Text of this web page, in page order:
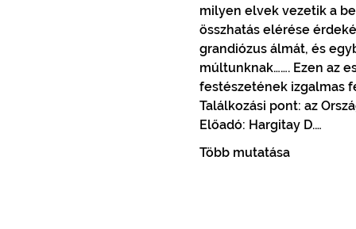
milyen elvek vezetik a
összhatás elérése
grandiózus álmát, és
múltunknak……. Ezen az
festészetének izgalmas
Találkozási pont: az
Előadó: Hargitay D.…
Több mutatása